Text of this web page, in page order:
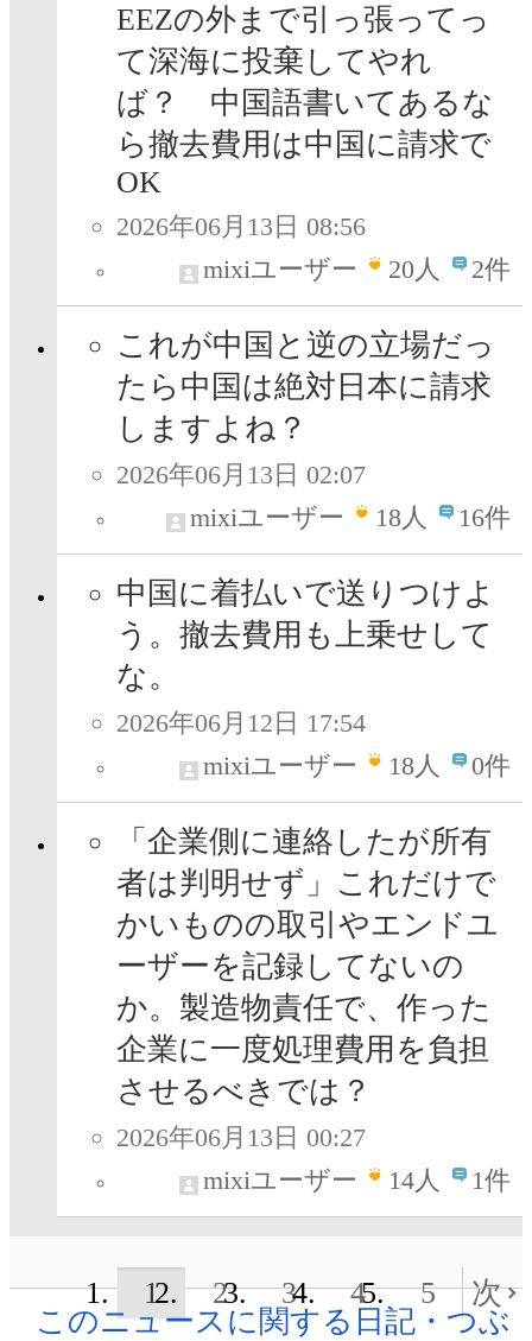
EEZの外まで引っ張ってっ
て深海に投棄してやれ
ば？ 中国語書いてあるな
ら撤去費用は中国に請求で
OK
2026年06月13日 08:56
mixiユーザー
20人 2件
これが中国と逆の立場だっ
たら中国は絶対日本に請求
しますよね？
2026年06月13日 02:07
mixiユーザー
18人 16件
中国に着払いで送りつけよ
う。撤去費用も上乗せして
な。
2026年06月12日 17:54
mixiユーザー
18人 0件
「企業側に連絡したが所有
者は判明せず」これだけで
かいものの取引やエンドユ
ーザーを記録してないの
か。製造物責任で、作った
企業に一度処理費用を負担
させるべきでは？
2026年06月13日 00:27
mixiユーザー
14人 1件
1 2 3 4 5
次
このニュースに関する日記・つぶ